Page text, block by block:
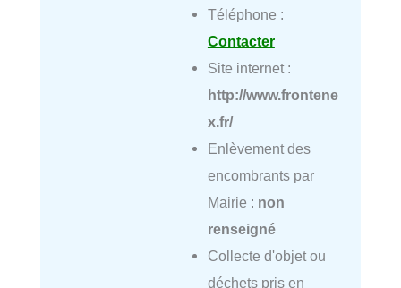
Téléphone :
Contacter
Site internet :
http://www.frontene
x.fr/
Enlèvement des
encombrants par
Mairie : non
renseigné
Collecte d'objet ou
déchets pris en